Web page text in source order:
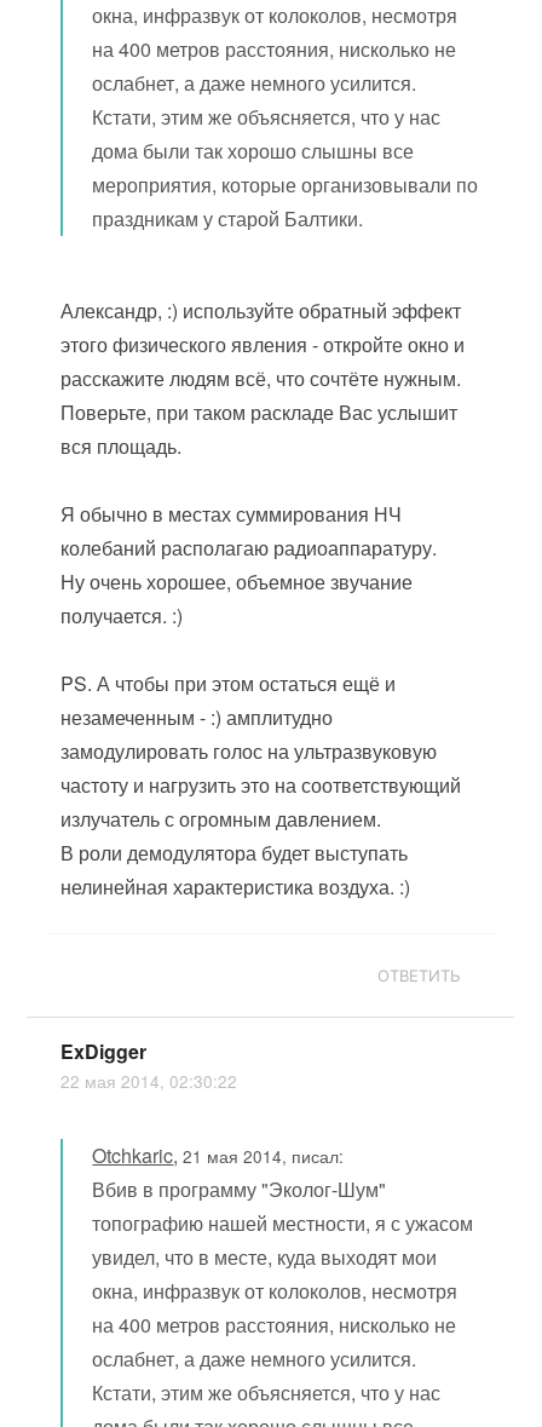
окна, инфразвук от колоколов, несмотря
на 400 метров расстояния, нисколько не
ослабнет, а даже немного усилится.
Кстати, этим же объясняется, что у нас
дома были так хорошо слышны все
мероприятия, которые организовывали по
праздникам у старой Балтики.
Александр, :) используйте обратный эффект
этого физического явления - откройте окно и
расскажите людям всё, что сочтёте нужным.
Поверьте, при таком раскладе Вас услышит
вся площадь.
Я обычно в местах суммирования НЧ
колебаний располагаю радиоаппаратуру.
Ну очень хорошее, объемное звучание
получается. :)
PS. А чтобы при этом остаться ещё и
незамеченным - :) амплитудно
замодулировать голос на ультразвуковую
частоту и нагрузить это на соответствующий
излучатель с огромным давлением.
В роли демодулятора будет выступать
нелинейная характеристика воздуха. :)
ОТВЕТИТЬ
ExDigger
22 мая 2014, 02:30:22
Otchkaric,21 мая 2014, писал:
Вбив в программу "Эколог-Шум"
топографию нашей местности, я с ужасом
увидел, что в месте, куда выходят мои
окна, инфразвук от колоколов, несмотря
на 400 метров расстояния, нисколько не
ослабнет, а даже немного усилится.
Кстати, этим же объясняется, что у нас